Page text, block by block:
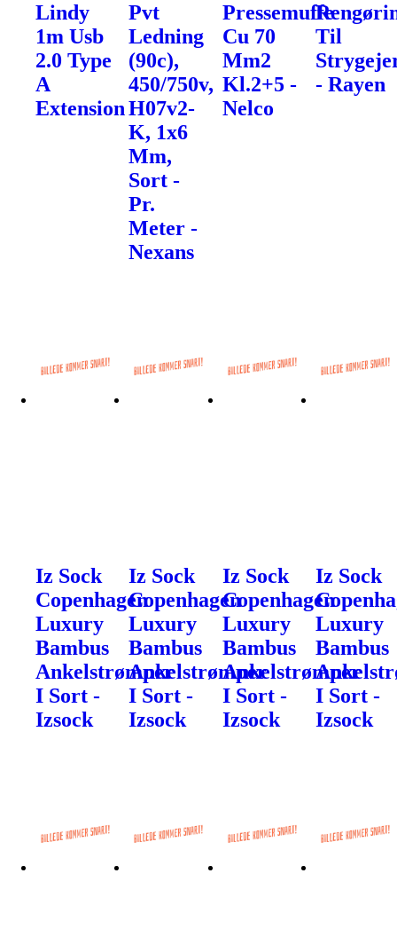
Lindy
1m Usb
2.0 Type
A
Extension
Pvt
Ledning
(90c),
450/750v,
H07v2-
K, 1x6
Mm,
Sort -
Pr.
Meter -
Nexans
Pressemuffe
Cu 70
Mm2
Kl.2+5 -
Nelco
Til
- Rayen
Iz Sock
Copenhagen
Luxury
Bambus
Ankelstrømper
I Sort -
Izsock
Iz Sock
Copenhagen
Luxury
Bambus
Ankelstrømper
I Sort -
Izsock
Iz Sock
Copenhagen
Luxury
Bambus
Ankelstrømper
I Sort -
Izsock
Iz Sock
Luxury
Bambus
I Sort -
Izsock